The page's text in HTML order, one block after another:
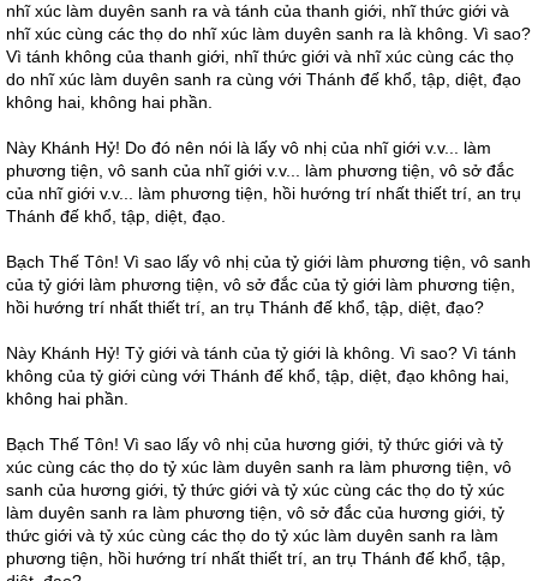
nhĩ xúc làm duyên sanh ra và tánh của thanh giới, nhĩ thức giới và
nhĩ xúc cùng các thọ do nhĩ xúc làm duyên sanh ra là không. Vì sao?
Vì tánh không của thanh giới, nhĩ thức giới và nhĩ xúc cùng các thọ
do nhĩ xúc làm duyên sanh ra cùng với Thánh đế khổ, tập, diệt, đạo
không hai, không hai phần.
Này Khánh Hỷ! Do đó nên nói là lấy vô nhị của nhĩ giới v.v... làm
phương tiện, vô sanh của nhĩ giới v.v... làm phương tiện, vô sở đắc
của nhĩ giới v.v... làm phương tiện, hồi hướng trí nhất thiết trí, an trụ
Thánh đế khổ, tập, diệt, đạo.
Bạch Thế Tôn! Vì sao lấy vô nhị của tỷ giới làm phương tiện, vô sanh
của tỷ giới làm phương tiện, vô sở đắc của tỷ giới làm phương tiện,
hồi hướng trí nhất thiết trí, an trụ Thánh đế khổ, tập, diệt, đạo?
Này Khánh Hỷ! Tỷ giới và tánh của tỷ giới là không. Vì sao? Vì tánh
không của tỷ giới cùng với Thánh đế khổ, tập, diệt, đạo không hai,
không hai phần.
Bạch Thế Tôn! Vì sao lấy vô nhị của hương giới, tỷ thức giới và tỷ
xúc cùng các thọ do tỷ xúc làm duyên sanh ra làm phương tiện, vô
sanh của hương giới, tỷ thức giới và tỷ xúc cùng các thọ do tỷ xúc
làm duyên sanh ra làm phương tiện, vô sở đắc của hương giới, tỷ
thức giới và tỷ xúc cùng các thọ do tỷ xúc làm duyên sanh ra làm
phương tiện, hồi hướng trí nhất thiết trí, an trụ Thánh đế khổ, tập,